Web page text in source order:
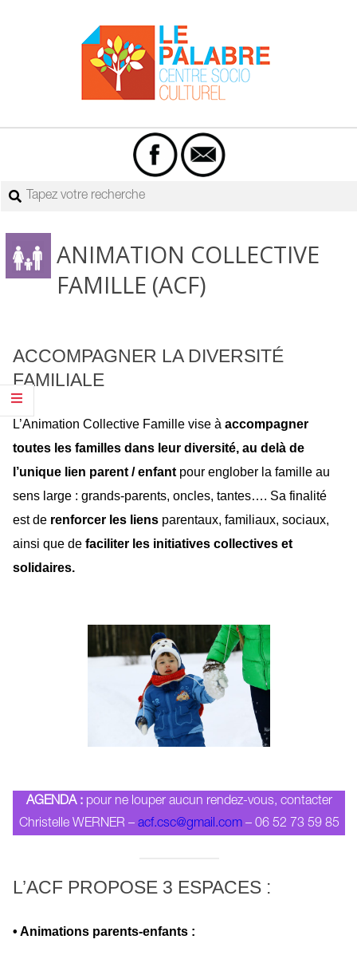
Centre
culturel
Le
Palabre
Rechercher
ANIMATION COLLECTIVE
FAMILLE (ACF)
ACCOMPAGNER LA DIVERSITÉ
FAMILIALE
L’Animation Collective Famille vise à accompagner
toutes les familles dans leur diversité, au delà de
l’unique lien parent / enfantpour englober la famille au
sens large : grands-parents, oncles, tantes…. Sa finalité
est de renforcer les liens parentaux, familiaux, sociaux,
ainsi que de faciliter les initiatives collectives et
solidaires.
AGENDA :pour ne louper aucun rendez-vous, contacter
Christelle WERNER – acf.csc@gmail.com – 06 52 73 59 85
L’ACF PROPOSE 3 ESPACES :
• Animations parents-enfants :